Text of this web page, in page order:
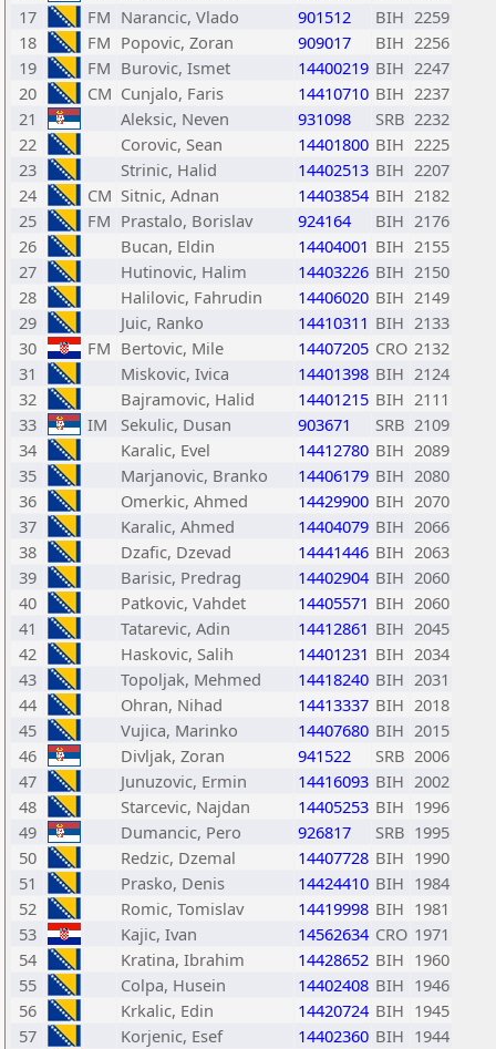
17
FM Narancic, Vlado 901512 BIH 2259
18
FM Popovic, Zoran 909017 BIH 2256
19
FM Burovic, Ismet 14400219 BIH 2247
20
CM Cunjalo, Faris 14410710 BIH 2237
21
Aleksic, Neven 931098 SRB 2232
22
Corovic, Sean 14401800 BIH 2225
23
Strinic, Halid 14402513 BIH 2207
24
CM Sitnic, Adnan 14403854 BIH 2182
25
FM Prastalo, Borislav 924164 BIH 2176
26
Bucan, Eldin 14404001 BIH 2155
27
Hutinovic, Halim 14403226 BIH 2150
28
Halilovic, Fahrudin 14406020 BIH 2149
29
Juic, Ranko 14410311 BIH 2133
30
FM Bertovic, Mile 14407205 CRO 2132
31
Miskovic, Ivica 14401398 BIH 2124
32
Bajramovic, Halid 14401215 BIH 2111
33
IM Sekulic, Dusan 903671 SRB 2109
34
Karalic, Evel 14412780 BIH 2089
35
Marjanovic, Branko 14406179 BIH 2080
36
Omerkic, Ahmed 14429900 BIH 2070
37
Karalic, Ahmed 14404079 BIH 2066
38
Dzafic, Dzevad 14441446 BIH 2063
39
Barisic, Predrag 14402904 BIH 2060
40
Patkovic, Vahdet 14405571 BIH 2060
41
Tatarevic, Adin 14412861 BIH 2045
42
Haskovic, Salih 14401231 BIH 2034
43
Topoljak, Mehmed 14418240 BIH 2031
44
Ohran, Nihad 14413337 BIH 2018
45
Vujica, Marinko 14407680 BIH 2015
46
Divljak, Zoran 941522 SRB 2006
47
Junuzovic, Ermin 14416093 BIH 2002
48
Starcevic, Najdan 14405253 BIH 1996
49
Dumancic, Pero 926817 SRB 1995
50
Redzic, Dzemal 14407728 BIH 1990
51
Prasko, Denis 14424410 BIH 1984
52
Romic, Tomislav 14419998 BIH 1981
53
Kajic, Ivan 14562634 CRO 1971
54
Kratina, Ibrahim 14428652 BIH 1960
55
Colpa, Husein 14402408 BIH 1946
56
Krkalic, Edin 14420724 BIH 1945
57
Korjenic, Esef 14402360 BIH 1944